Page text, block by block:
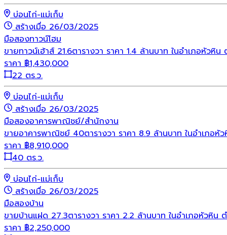
บ่อนไก่-แม่เก็บ
สร้างเมื่อ 26/03/2025
มือสองทาวน์โฮม
ขายทาวน์เฮ้าส์ 21.6ตารางวา ราคา 1.4 ล้านบาท ในอำเภอหัวหิน
ราคา ฿1,430,000
22 ตร.ว.
บ่อนไก่-แม่เก็บ
สร้างเมื่อ 26/03/2025
มือสองอาคารพาณิชย์/สำนักงาน
ขายอาคารพาณิชย์ 40ตารางวา ราคา 8.9 ล้านบาท ในอำเภอหั
ราคา ฿8,910,000
40 ตร.ว.
บ่อนไก่-แม่เก็บ
สร้างเมื่อ 26/03/2025
มือสองบ้าน
ขายบ้านแฝด 27.3ตารางวา ราคา 2.2 ล้านบาท ในอำเภอหัวหิน
ราคา ฿2,250,000